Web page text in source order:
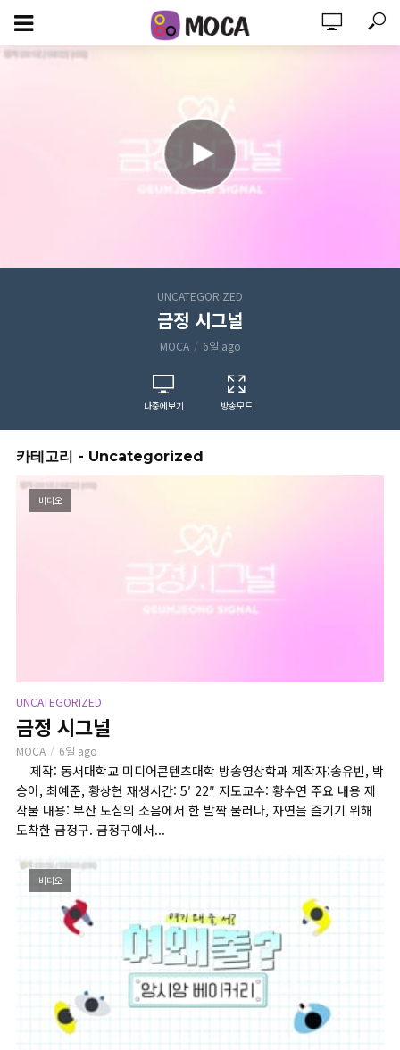
UNCATEGORIZED
금정 시그널
MOCA 6일 ago
나중에보기 방송모드
카테고리 - Uncategorized
비디오
UNCATEGORIZED
금정 시그널
MOCA 6일 ago
제작: 동서대학교 미디어콘텐츠대학 방송영상학과 제작자:송유빈, 박
승아, 최예준, 황상현 재생시간: 5′ 22″ 지도교수: 황수연 주요 내용 제
작물 내용: 부산 도심의 소음에서 한 발짝 물러나, 자연을 즐기기 위해
도착한 금정구. 금정구에서...
비디오